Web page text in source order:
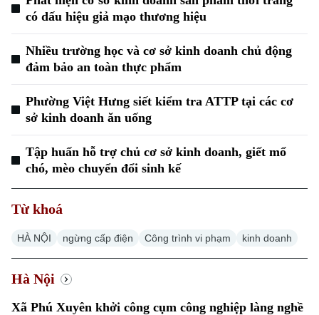
Xu hướng
có dấu hiệu giả mạo thương hiệu
Nhiều trường học và cơ sở kinh doanh chủ động
đảm bảo an toàn thực phẩm
Phường Việt Hưng siết kiểm tra ATTP tại các cơ
sở kinh doanh ăn uống
Tập huấn hỗ trợ chủ cơ sở kinh doanh, giết mổ
chó, mèo chuyển đổi sinh kế
Từ khoá
HÀ NỘI ngừng cấp điện Công trình vi phạm kinh doanh
Hà Nội
Xã Phú Xuyên khởi công cụm công nghiệp làng nghề